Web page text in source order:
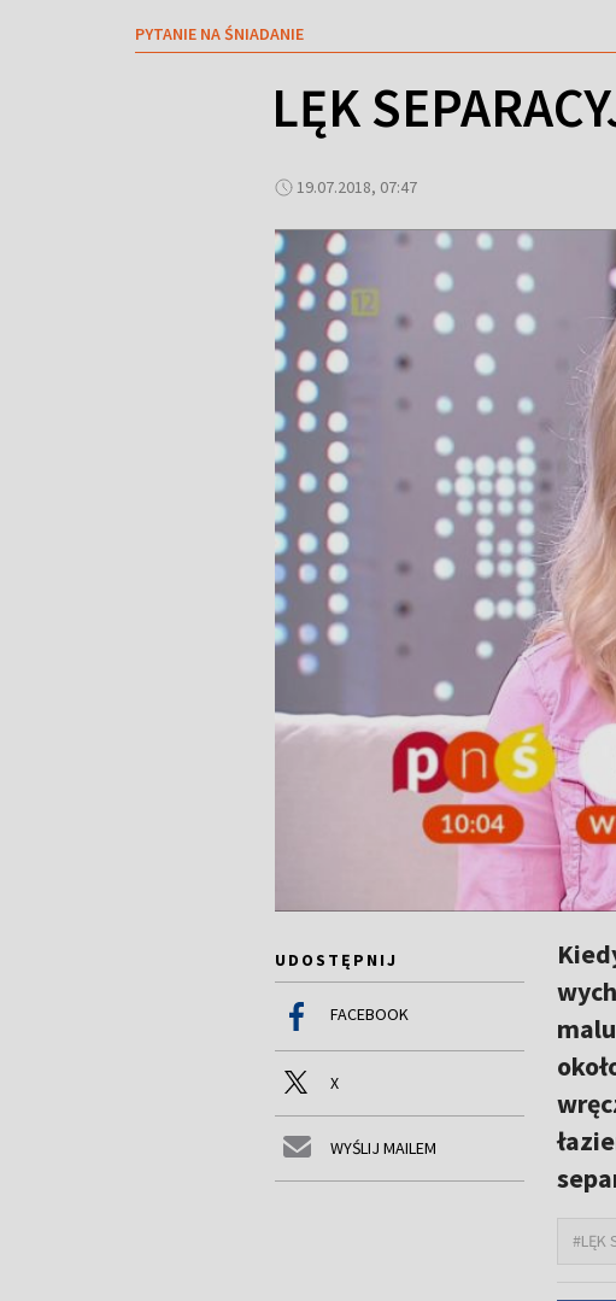
PYTANIE NA ŚNIADANIE
LĘK
19.07.2018, 07:47
UDOSTĘPNIJ
FACEBOOK
X
WYŚLIJ MAILEM
#LĘK